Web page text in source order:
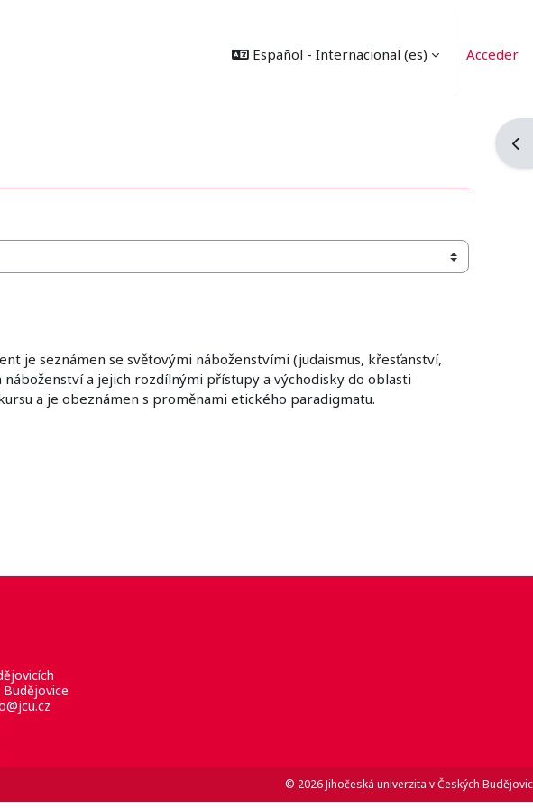
Español - Internacional ‎(es)‎ Acceder
je seznámen se světovými náboženstvími (judaismus, křesťanství,
a jejich rozdílnými přístupy a východisky do oblasti
a je obeznámen s proměnami etického paradigmatu.
Budějovice
© 2026 Jihočeská univerzita v Českých